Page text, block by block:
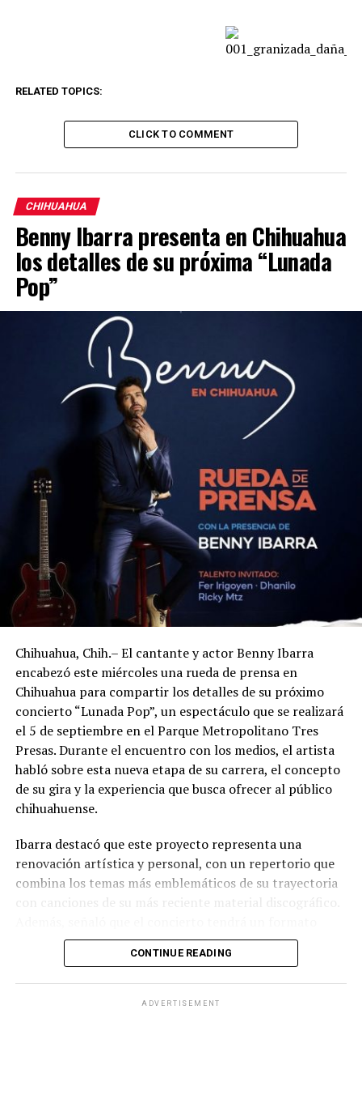
RELATED TOPICS:
CLICK TO COMMENT
CHIHUAHUA
Benny Ibarra presenta en Chihuahua
los detalles de su próxima “Lunada
Pop”
Chihuahua, Chih.– El cantante y actor Benny Ibarra
encabezó este miércoles una rueda de prensa en
Chihuahua para compartir los detalles de su próximo
concierto “Lunada Pop”, un espectáculo que se realizará
el 5 de septiembre en el Parque Metropolitano Tres
Presas. Durante el encuentro con los medios, el artista
habló sobre esta nueva etapa de su carrera, el concepto
de su gira y la experiencia que busca ofrecer al público
chihuahuense.
Ibarra destacó que este proyecto representa una
renovación artística y personal, con un repertorio que
combina los temas más emblemáticos de su trayectoria
con canciones de su más reciente material discográfico.
pensado para disfrutarse al aire libre, acompañado de
propuestas gastronómicas, talento local y una
atmósfera de convivencia.
CONTINUE READING
ADVERTISEMENT